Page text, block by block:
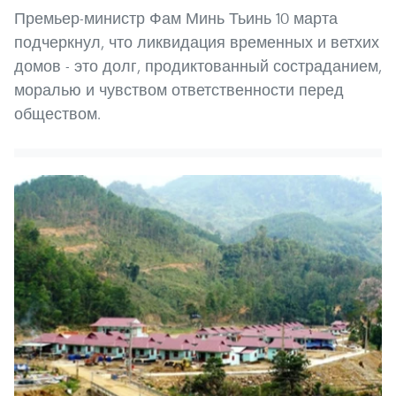
Премьер-министр Фам Минь Тьинь 10 марта
подчеркнул, что ликвидация временных и ветхих
домов - это долг, продиктованный состраданием,
моралью и чувством ответственности перед
обществом.